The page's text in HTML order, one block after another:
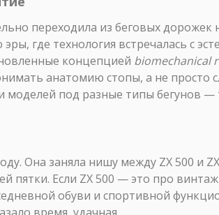
переходила из беговых
где технология встречалась с
концепцией biomechanical
анатомию стопы, а не просто
под разные типы бегунов —
Она заняла нишу между ZX 500 и
пятки. Если ZX 500 — это про
обуви и спортивной